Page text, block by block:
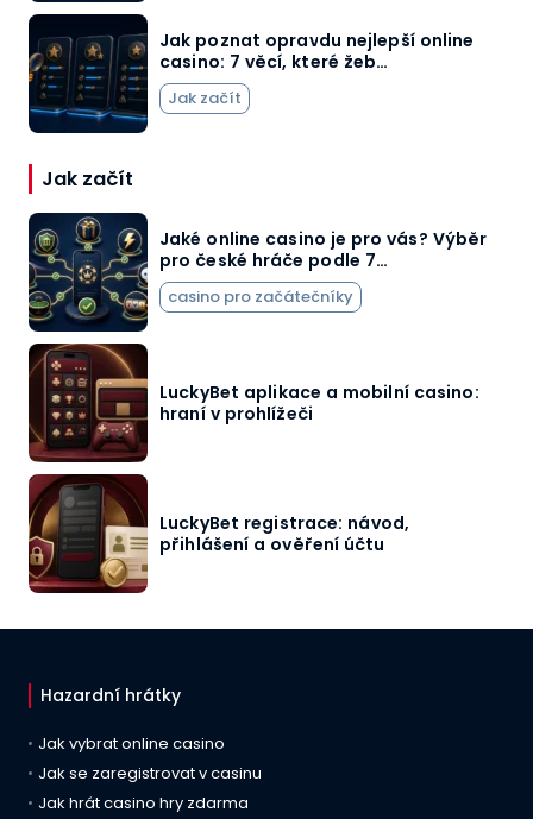
Jak poznat opravdu nejlepší online
casino: 7 věcí, které žeb…
Jak začít
Jak začít
Jaké online casino je pro vás? Výběr
pro české hráče podle 7…
casino pro začátečníky
LuckyBet aplikace a mobilní casino:
hraní v prohlížeči
LuckyBet registrace: návod,
přihlášení a ověření účtu
Hazardní hrátky
Jak vybrat online casino
Jak se zaregistrovat v casinu
Jak hrát casino hry zdarma